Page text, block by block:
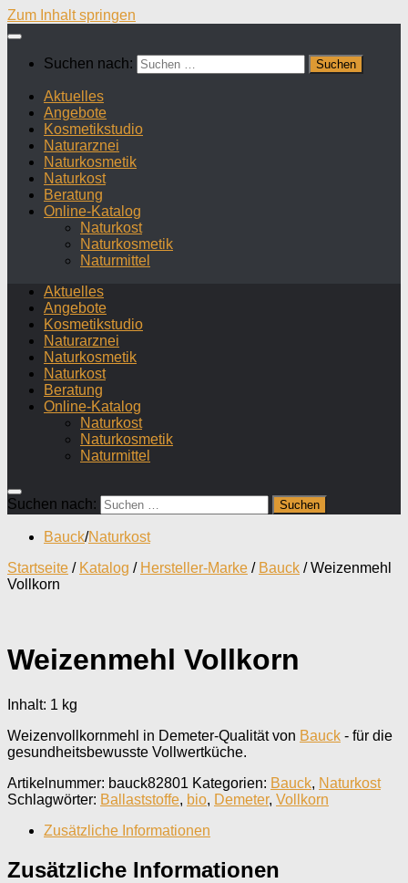
Zum Inhalt springen
Suchen nach:
Aktuelles
Angebote
Kosmetikstudio
Naturarznei
Naturkosmetik
Naturkost
Beratung
Online-Katalog
Naturkost
Naturkosmetik
Naturmittel
Aktuelles
Angebote
Kosmetikstudio
Naturarznei
Naturkosmetik
Naturkost
Beratung
Online-Katalog
Naturkost
Naturkosmetik
Naturmittel
Suchen nach:
Bauck/Naturkost
Startseite / Katalog / Hersteller-Marke / Bauck / Weizenmehl
Vollkorn
Weizenmehl Vollkorn
Inhalt: 1 kg
Weizenvollkornmehl in Demeter-Qualität von Bauck - für die
gesundheitsbewusste Vollwertküche.
Artikelnummer: bauck82801 Kategorien: Bauck, Naturkost
Schlagwörter: Ballaststoffe, bio, Demeter, Vollkorn
Zusätzliche Informationen
Zusätzliche Informationen